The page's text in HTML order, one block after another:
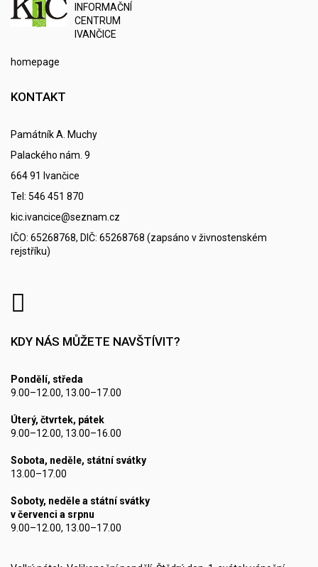
NFORMAČNÍ
CENTRUM
IVANČICE
homepage
KONTAKT
Památník A. Muchy
Palackého nám. 9
664 91 Ivančice
Tel: 546 451 870
kic.ivancice@seznam.cz
IČO: 65268768, DIČ: 65268768 (zapsáno v živnostenském
rejstříku)
KDY NÁS MŮŽETE NAVŠTÍVIT?
Pondělí, středa
9.00–12.00, 13.00–17.00
Úterý, čtvrtek, pátek
9.00–12.00, 13.00–16.00
Sobota, neděle, státní svátky
13.00–17.00
Soboty, neděle a státní svátky
v červenci a srpnu
9.00–12.00, 13.00–17.00